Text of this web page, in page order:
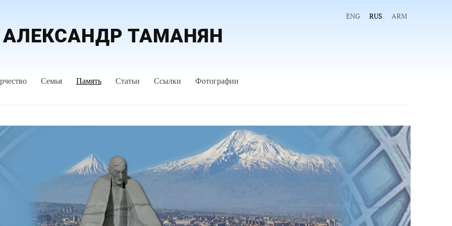
АЛЕКСАНДР ТАМАНЯН
Семья Память Статьи Ссылки Фотографии
ENG RUS ARM